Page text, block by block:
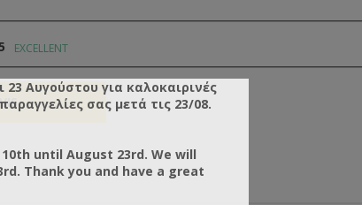
EXCELLENT
23 Αυγούστου για καλοκαιρινές
σας μετά τις 23/08.
until August 23rd. We will
Thank you and have a great